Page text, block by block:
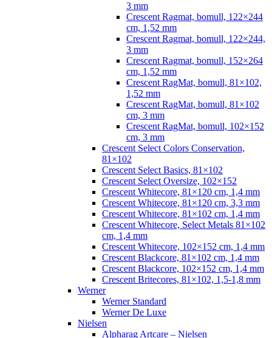
3 mm
Crescent Ragmat, bomull, 122×244
cm, 1,52 mm
Crescent Ragmat, bomull, 122×244,
3 mm
Crescent Ragmat, bomull, 152×264
cm, 1,52 mm
Crescent RagMat, bomull, 81×102,
1,52 mm
Crescent RagMat, bomull, 81×102
cm, 3 mm
Crescent RagMat, bomull, 102×152
cm, 3 mm
Crescent Select Colors Conservation,
81×102
Crescent Select Basics, 81×102
Crescent Select Oversize, 102×152
Crescent Whitecore, 81×120 cm, 1,4 mm
Crescent Whitecore, 81×120 cm, 3,3 mm
Crescent Whitecore, 81×102 cm, 1,4 mm
Crescent Whitecore, Select Metals 81×102
cm, 1,4 mm
Crescent Whitecore, 102×152 cm, 1,4 mm
Crescent Blackcore, 81×102 cm, 1,4 mm
Crescent Blackcore, 102×152 cm, 1,4 mm
Crescent Britecores, 81×102, 1,5-1,8 mm
Werner
Werner Standard
Werner De Luxe
Nielsen
Alpharag Artcare – Nielsen